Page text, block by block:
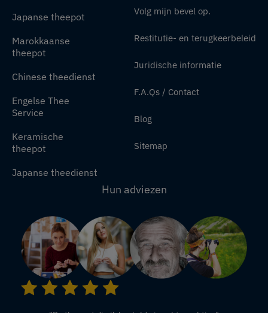
Japanse theepot
Marokkaanse
theepot
Chinese theedienst
Engelse Thee
Service
Keramische
theepot
Japanse theedienst
Volg mijn bevel op.
Restitutie- en terugkeerbeleid
Juridische informatie
F.A.Qs / Contact
Blog
Sitemap
Hun adviezen